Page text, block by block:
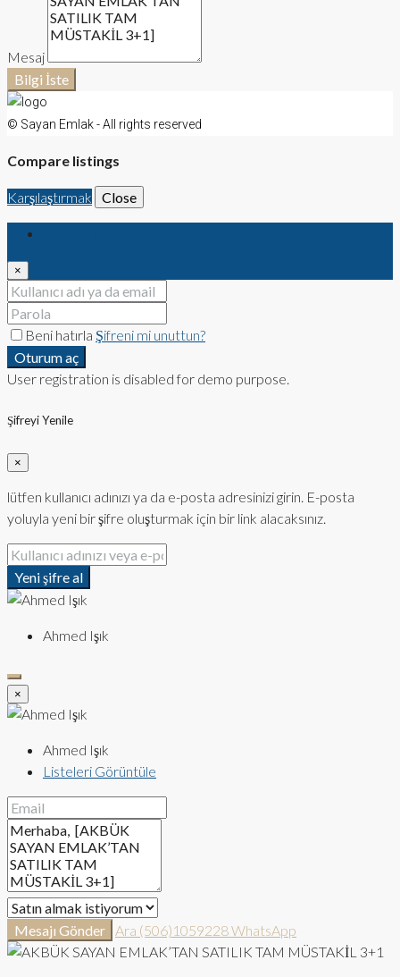
Mesaj
Bilgi İste
© Sayan Emlak - All rights reserved
Compare listings
Karşılaştırmak Close
×
Beni hatırla Şifreni mi unuttun?
Oturum aç
User registration is disabled for demo purpose.
Şifreyi Yenile
×
lütfen kullanıcı adınızı ya da e-posta adresinizi girin. E-posta
yoluyla yeni bir şifre oluşturmak için bir link alacaksınız.
Yeni şifre al
Ahmed Işık
×
Ahmed Işık
Listeleri Görüntüle
Mesajı Gönder Ara (506)1059228WhatsApp